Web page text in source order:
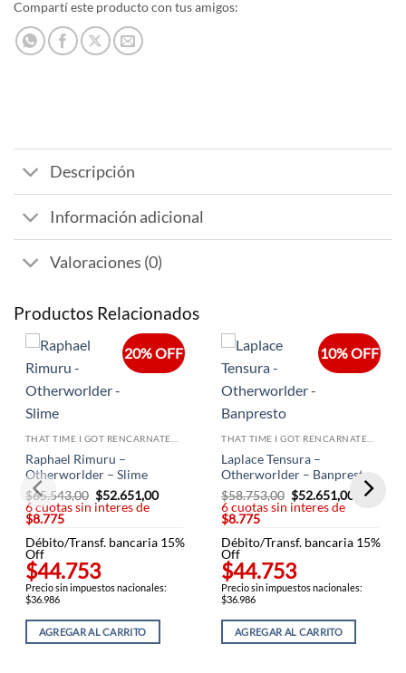
Compartí este producto con tus amigos:
Descripción
Información adicional
Valoraciones (0)
Productos Relacionados
20% OFF
THAT TIME I GOT RENCARNATED AS A SLIME
Raphael Rimuru –
Otherworlder – Slime
$65.543,00 El
precio
$65.543,00.
$52.651,00El
$52.651,00.
6 cuotas sin interes de
$8.775
Débito/Transf. bancaria 15%
Off
$44.753
Precio sin impuestos nacionales:
$36.986
AGREGAR AL CARRITO
10% OFF
THAT TIME I GOT RENCARNATED AS A SLIME
Laplace Tensura –
Otherworlder – Banpresto
$58.753,00 El
precio
$58.753,00.
$52.651,00
El
6 cuotas sin interes de
$8.775
Débito/Transf. bancaria 15%
Off
$44.753
Precio sin impuestos nacionales:
$36.986
AGREGAR AL CARRITO